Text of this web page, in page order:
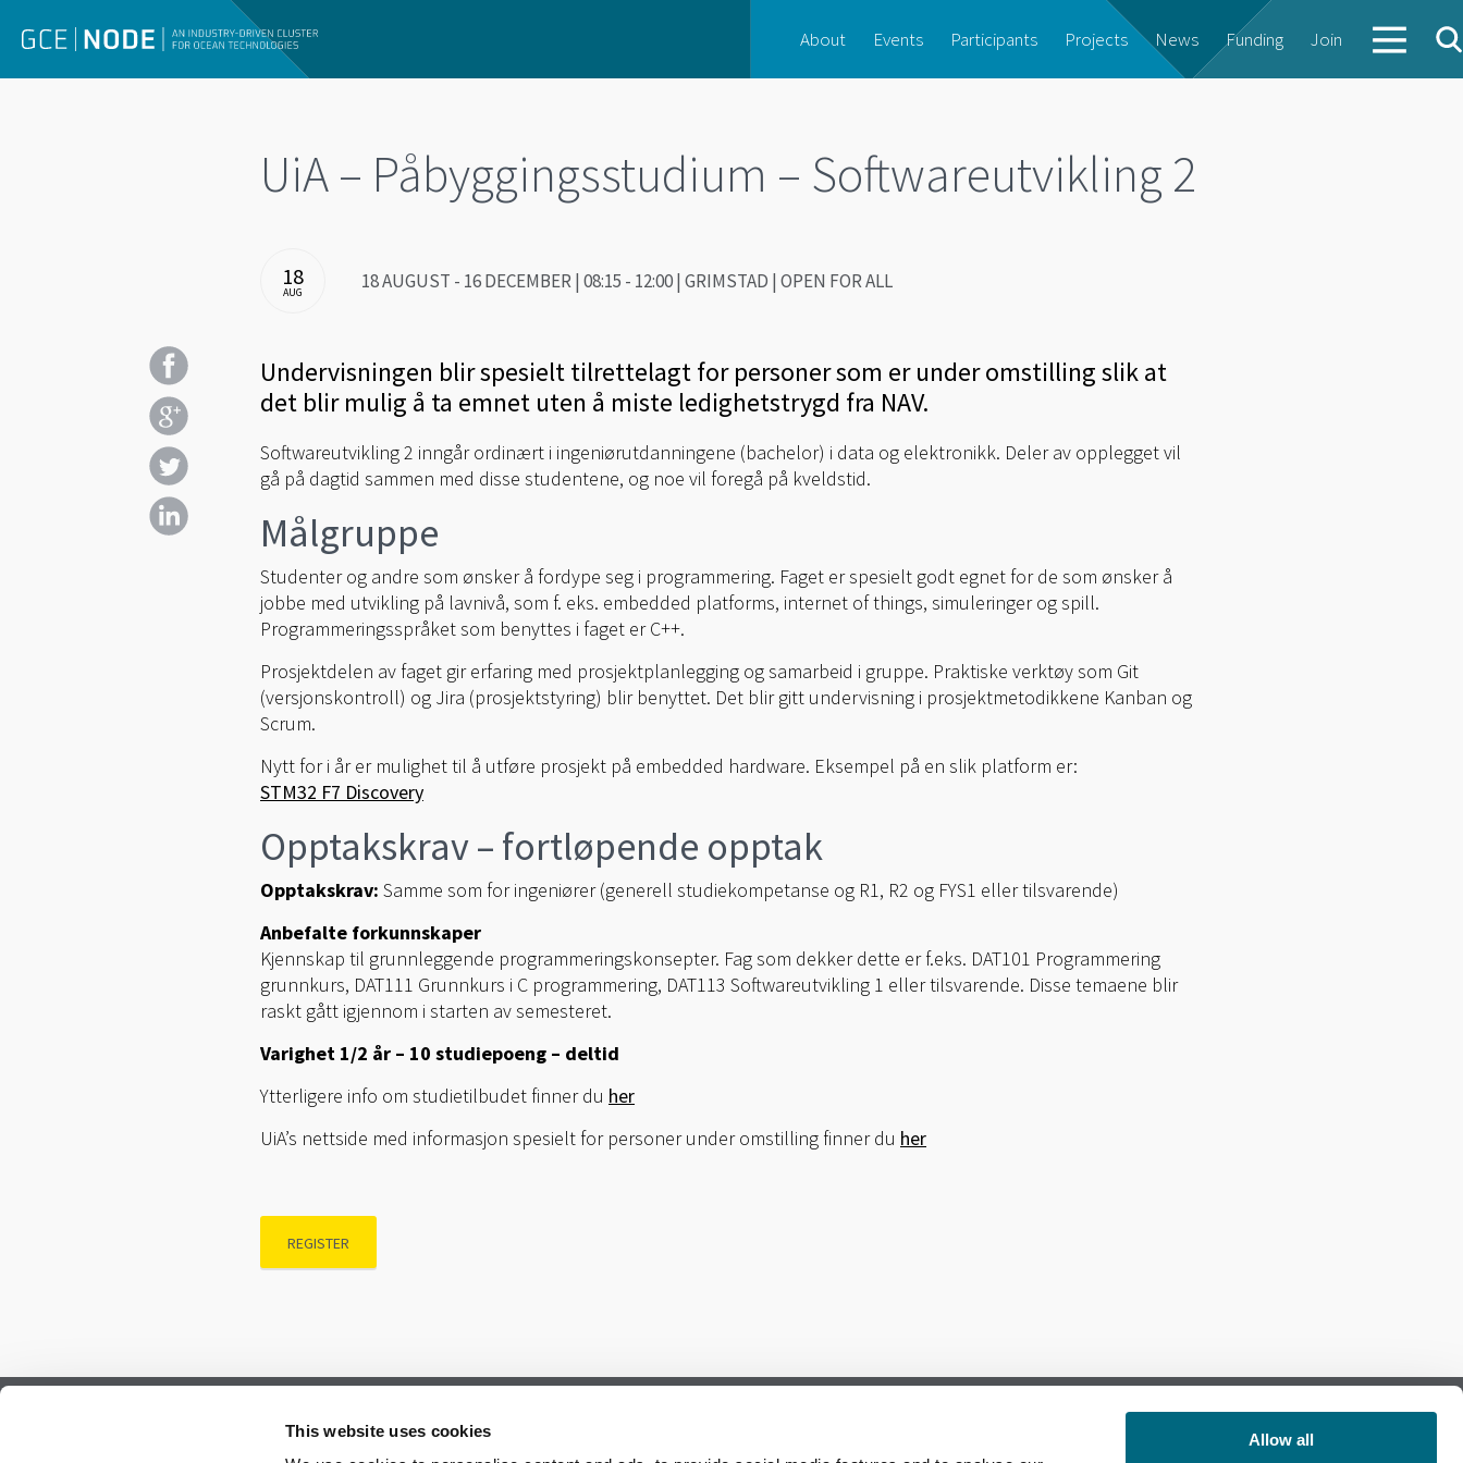
This website uses cookies
Allow all
About Events Participants Projects News Funding Join
UiA – Påbyggingsstudium – Softwareutvikling 2
18
AUG 18 AUGUST - 16 DECEMBER | 08:15 - 12:00 | GRIMSTAD | OPEN FOR ALL
Undervisningen blir spesielt tilrettelagt for personer som er under omstilling slik at
det blir mulig å ta emnet uten å miste ledighetstrygd fra NAV.
Softwareutvikling 2 inngår ordinært i ingeniørutdanningene (bachelor) i data og elektronikk. Deler av opplegget vil
gå på dagtid sammen med disse studentene, og noe vil foregå på kveldstid.
Målgruppe
Studenter og andre som ønsker å fordype seg i programmering. Faget er spesielt godt egnet for de som ønsker å
jobbe med utvikling på lavnivå, som f. eks. embedded platforms, internet of things, simuleringer og spill.
Programmeringsspråket som benyttes i faget er C++.
Prosjektdelen av faget gir erfaring med prosjektplanlegging og samarbeid i gruppe. Praktiske verktøy som Git
(versjonskontroll) og Jira (prosjektstyring) blir benyttet. Det blir gitt undervisning i prosjektmetodikkene Kanban og
Scrum.
Nytt for i år er mulighet til å utføre prosjekt på embedded hardware. Eksempel på en slik platform er:
STM32 F7 Discovery
Opptakskrav – fortløpende opptak
Opptakskrav: Samme som for ingeniører (generell studiekompetanse og R1, R2 og FYS1 eller tilsvarende)
Anbefalte forkunnskaper
Kjennskap til grunnleggende programmeringskonsepter. Fag som dekker dette er f.eks. DAT101 Programmering
grunnkurs, DAT111 Grunnkurs i C programmering, DAT113 Softwareutvikling 1 eller tilsvarende. Disse temaene blir
raskt gått igjennom i starten av semesteret.
Varighet 1/2 år – 10 studiepoeng – deltid
Ytterligere info om studietilbudet finner du her
UiA’s nettside med informasjon spesielt for personer under omstilling finner du her
REGISTER